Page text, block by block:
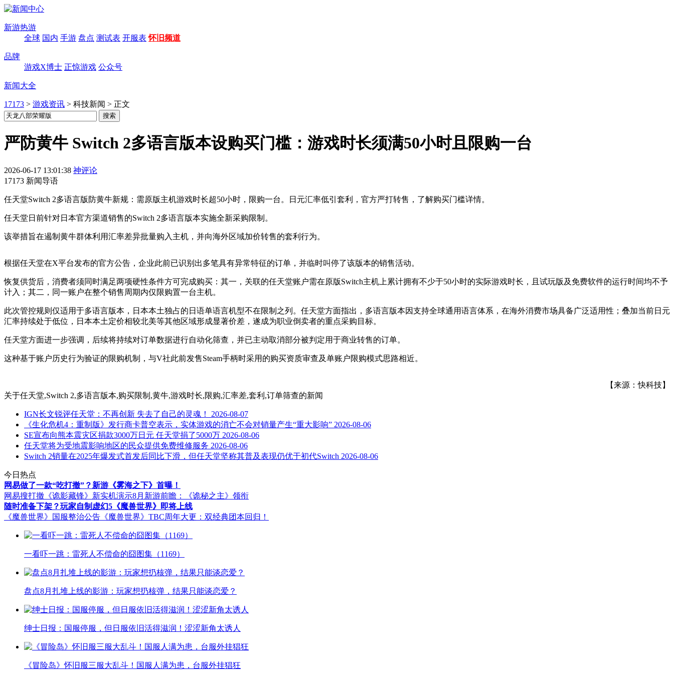
新游热游
全球 国内 手游 盘点 测试表 开服表 怀旧频道
品牌
游戏X博士 正惊游戏 公众号
新闻大全
17173 > 游戏资讯 > 科技新闻 > 正文
严防黄牛 Switch 2多语言版本设购买门槛：游戏时长须满50小时且限购一台
2026-06-17 13:01:38 神评论
17173 新闻导语
任天堂Switch 2多语言版防黄牛新规：需原版主机游戏时长超50小时，限购一台。日元汇率低引套利，官方严打转售，了解购买门槛详情。
任天堂日前针对日本官方渠道销售的Switch 2多语言版本实施全新采购限制。
该举措旨在遏制黄牛群体利用汇率差异批量购入主机，并向海外区域加价转售的套利行为。
根据任天堂在X平台发布的官方公告，企业此前已识别出多笔具有异常特征的订单，并临时叫停了该版本的销售活动。
恢复供货后，消费者须同时满足两项硬性条件方可完成购买：其一，关联的任天堂账户需在原版Switch主机上累计拥有不少于50小时的实际游戏时长，且试玩版及免费软件的运行时间均不予
计入；其二，同一账户在整个销售周期内仅限购置一台主机。
此次管控规则仅适用于多语言版本，日本本土独占的日语单语言机型不在限制之列。任天堂方面指出，多语言版本因支持全球通用语言体系，在海外消费市场具备广泛适用性；叠加当前日元
汇率持续处于低位，日本本土定价相较北美等其他区域形成显著价差，遂成为职业倒卖者的重点采购目标。
任天堂方面进一步强调，后续将持续对订单数据进行自动化筛查，并已主动取消部分被判定用于商业转售的订单。
这种基于账户历史行为验证的限购机制，与V社此前发售Steam手柄时采用的购买资质审查及单账户限购模式思路相近。
【来源：快科技】
关于任天堂,Switch 2,多语言版本,购买限制,黄牛,游戏时长,限购,汇率差,套利,订单筛查的新闻
IGN长文锐评任天堂：不再创新 失去了自己的灵魂！
2026-08-07
《生化危机4：重制版》发行商卡普空表示，实体游戏的消亡不会对销量产生“重大影响” 2026-08-06
SE宣布向熊本震灾区捐款3000万日元 任天堂捐了5000万 2026-08-06
任天堂将为受地震影响地区的民众提供免费维修服务 2026-08-06
Switch 2销量在2025年爆发式首发后同比下滑，但任天堂坚称其普及表现仍优于初代Switch 2026-08-06
今日热点
网易做了一款“吃打撤”？新游《雾海之下》首曝！
网易搜打撤《诡影藏锋》新实机演示8月新游前瞻：《诡秘之主》领衔
随时准备下架？玩家自制虚幻5《魔兽世界》即将上线
《魔兽世界》国服整治公告 《魔兽世界》TBC周年大更：双经典团本回归！
一看吓一跳：雷死人不偿命的囧图集（1169）
盘点8月扎堆上线的影游：玩家想扔核弹，结果只能谈恋爱？
绅士日报：国服停服，但日服依旧活得滋润！涩涩新角太诱人
《冒险岛》怀旧服三服大乱斗！国服人满为患，台服外挂猖狂